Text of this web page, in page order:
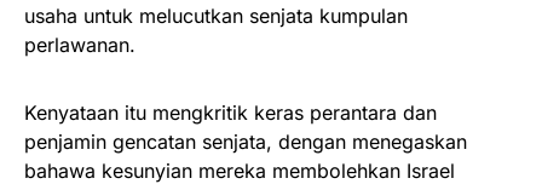
usaha untuk melucutkan senjata kumpulan
perlawanan.
Kenyataan itu mengkritik keras perantara dan
penjamin gencatan senjata, dengan menegaskan
bahawa kesunyian mereka membolehkan Israel